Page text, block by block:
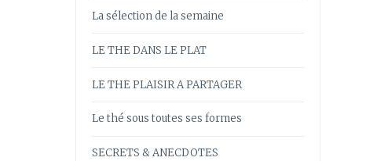
La sélection de la semaine
LE THE DANS LE PLAT
LE THE PLAISIR A PARTAGER
Le thé sous toutes ses formes
SECRETS & ANECDOTES